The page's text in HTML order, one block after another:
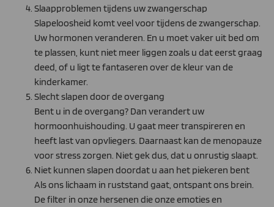
Slaapproblemen tijdens uw zwangerschap
Slapeloosheid komt veel voor tijdens de zwangerschap.
Uw hormonen veranderen. En u moet vaker uit bed om
te plassen, kunt niet meer liggen zoals u dat eerst graag
deed, of u ligt te fantaseren over de kleur van de
kinderkamer.
Slecht slapen door de overgang
Bent u in de overgang? Dan verandert uw
hormoonhuishouding. U gaat meer transpireren en
heeft last van opvliegers. Daarnaast kan de menopauze
voor stress zorgen. Niet gek dus, dat u onrustig slaapt.
Niet kunnen slapen doordat u aan het piekeren bent
Als ons lichaam in ruststand gaat, ontspant ons brein.
De filter in onze hersenen die onze emoties en